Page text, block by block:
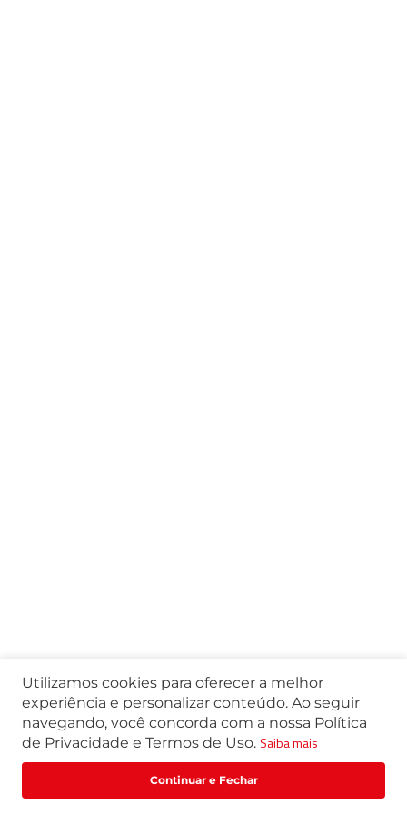
Utilizamos cookies para oferecer a melhor
experiência e personalizar conteúdo. Ao seguir
navegando, você concorda com a nossa Política
de Privacidade e Termos de Uso. Saiba mais